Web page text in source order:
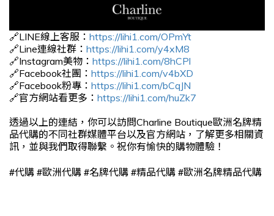
🔗LINE線上客服： https://lihi1.com/OPmYt
🔗Line連線社群： https://lihi1.com/y4xM8
🔗Instagram美物： https://lihi1.com/8hCPl
🔗Facebook社團： https://lihi1.com/v4bXD
🔗Facebook粉專： https://lihi1.com/bCqJN
🔗官方網站看更多： https://lihi1.com/huZk7
透過以上的連結，你可以訪問Charline Boutique歐洲名牌精
品代購的不同社群媒體平台以及官方網站，了解更多相關資
訊，並與我們取得聯繫。祝你有愉快的購物體驗！
#代購 #歐洲代購 #名牌代購 #精品代購 #歐洲名牌精品代購